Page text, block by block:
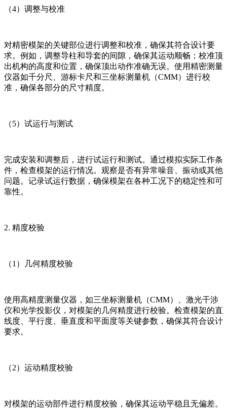
（4）调整与校准
对精密模架的关键部位进行调整和校准，确保其符合设计要
求。例如，调整导柱和导套的间隙，确保其运动顺畅；校准顶
出机构的高度和位置，确保顶出动作准确无误。使用精密测量
仪器如千分尺、游标卡尺和三坐标测量机（CMM）进行校
准，确保各部分的尺寸精度。
（5）试运行与测试
完成安装和调整后，进行试运行和测试。通过模拟实际工作条
件，检查模架的运行情况。观察是否有异常噪音、振动或其他
问题。记录试运行数据，确保模架在各种工况下的稳定性和可
靠性。
2. 精度校验
（1）几何精度校验
使用高精度测量仪器，如三坐标测量机（CMM）、激光干涉
仪和光学投影仪，对模架的几何精度进行校验。检查模架的直
线度、平行度、垂直度和平面度等关键参数，确保其符合设计
要求。
（2）运动精度校验
对模架的运动部件进行精度校验，确保其运动平稳且无偏差。